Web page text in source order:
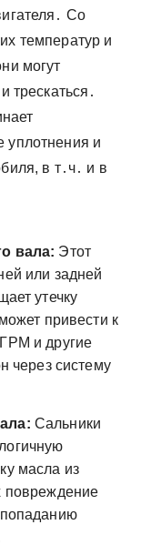
Со
температур и
могут
трескаться․
уплотнения и
в т․ч․ и в
вала: Этот
или задней
утечку
привести к
и другие
через систему
Сальники
масла из
повреждение
попаданию